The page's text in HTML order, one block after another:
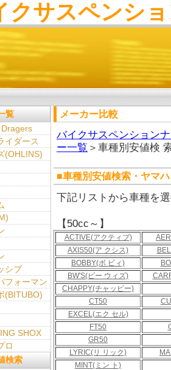
クサスペンシ
メーカー比較
バイクサスペンション
ー一覧 ＞車種別安値検
■車種別安値検索・ヤマハ
下記リストから車種を
【50cc～】
ACTIVE(アクティブ)
AXIS50(ア クシス)
BOBBY(ボ ビィ)
BW'S(ビー ウィズ)
CHAPPY(チャッピー)
CT50
EXCEL(エク セル)
FT50
GR50
LYRIC(リ リック)
MINT(ミン ト)
覧
イダース
(OHLINS)
シブ
フォーマン
(BITUBO)
SHOX
ロ
検索